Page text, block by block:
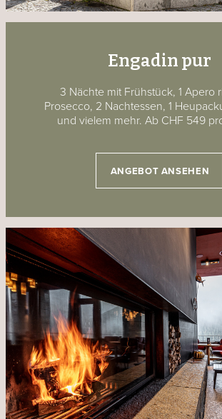
Engadin pur
3 Nächte mit Frühstück, 1 Apero
Prosecco, 2 Nachtessen, 1
und vielem mehr. Ab CHF 549
ANGEBOT ANSEHEN